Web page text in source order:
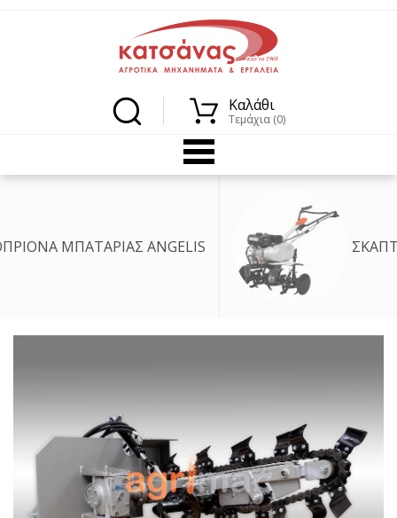
Καλάθι
Τεμάχια (0)
ANGELIS ΣΚΑΠΤΙΚΑ